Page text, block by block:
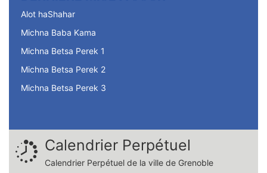
Alot haShahar
Michna Baba Kama
Michna Betsa Perek 1
Michna Betsa Perek 2
Michna Betsa Perek 3
Calendrier Perpétuel
Calendrier Perpétuel de la ville de Grenoble